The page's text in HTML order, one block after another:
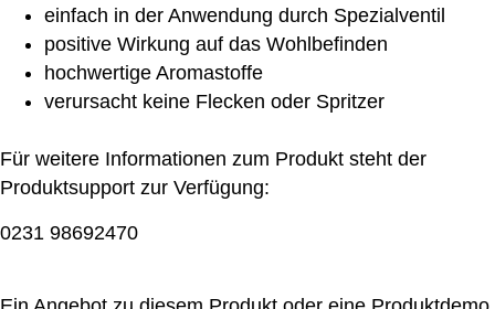
einfach in der Anwendung durch Spezialventil
positive Wirkung auf das Wohlbefinden
hochwertige Aromastoffe
verursacht keine Flecken oder Spritzer
Für weitere Informationen zum Produkt steht der
Produktsupport zur Verfügung:
0231 98692470